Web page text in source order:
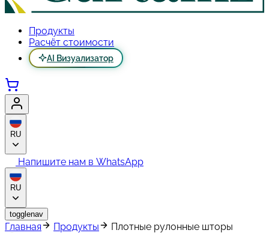
Продукты
Расчёт стоимости
AI Визуализатор
RU
Напишите нам в WhatsApp
RU
togglenav
Главная Продукты
Плотные рулонные шторы